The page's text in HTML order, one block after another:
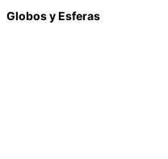
Globos y Esferas